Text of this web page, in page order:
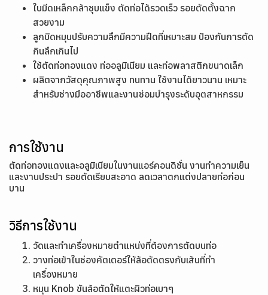
ใบมีดเหล็กกล้าชุบแข็ง ตัดท่อได้รวดเร็ว รอยตัดตั้งฉาก
สวยงาม
ลูกบิดหมุนปรับความลึกมีความฝืดที่เหมาะสม ป้องกันการตัด
กินลึกเกินไป
ใช้ตัดท่อทองแดง ท่ออลูมิเนียม และท่อพลาสติกขนาดเล็ก
ผลิตจากวัสดุคุณภาพสูง ทนทาน ใช้งานได้ยาวนาน เหมาะ
สำหรับช่างมืออาชีพและงานซ่อมบำรุงระดับอุตสาหกรรม
การใช้งาน
ตัดท่อทองแดงและอลูมิเนียมในงานแอร์คอนดิชั่น งานทำความเย็น
และงานประปา รอยตัดเรียบสะอาด ลดเวลาตกแต่งปลายท่อก่อน
บาน
วิธีการใช้งาน
วัดและทำเครื่องหมายตำแหน่งที่ต้องการตัดบนท่อ
วางท่อเข้าในช่องคัตเตอร์ให้ล้อตัดตรงกับเส้นที่ทำ
เครื่องหมาย
หมุน Knob ขันล้อตัดให้แตะผิวท่อเบาๆ